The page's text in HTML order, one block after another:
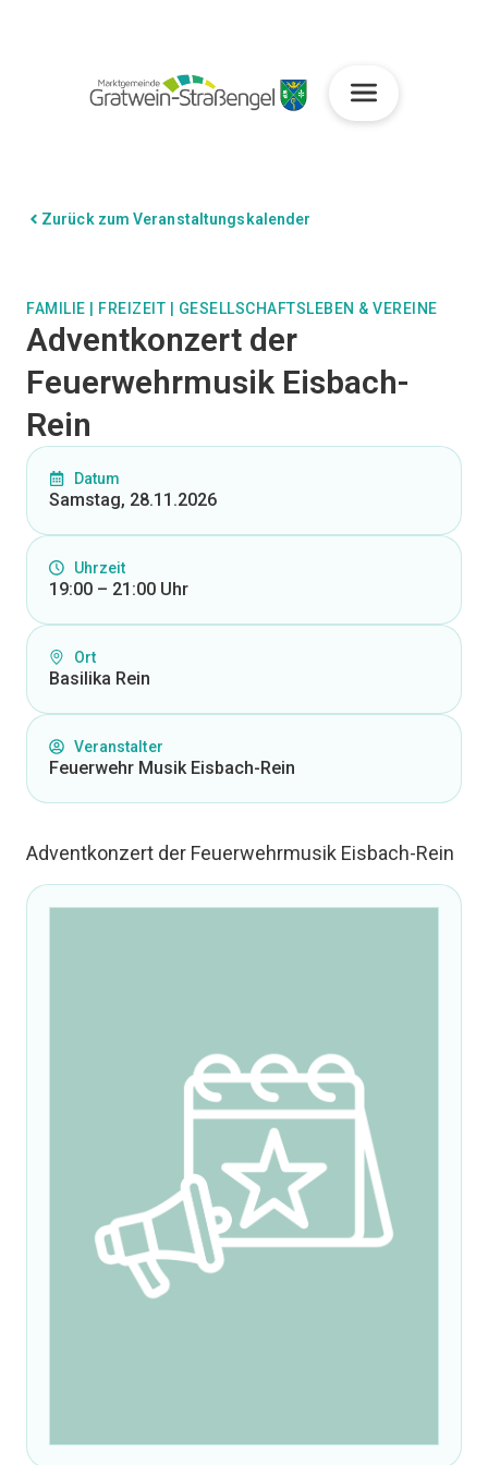
Zurück zum Veranstaltungskalender
FAMILIE FREIZEIT GESELLSCHAFTSLEBEN & VEREINE
Adventkonzert der
Feuerwehrmusik Eisbach-
Rein
Datum
Samstag, 28.11.2026
Uhrzeit
19:00 – 21:00 Uhr
Ort
Basilika Rein
Veranstalter
Feuerwehr Musik Eisbach-Rein
Adventkonzert der Feuerwehrmusik Eisbach-Rein